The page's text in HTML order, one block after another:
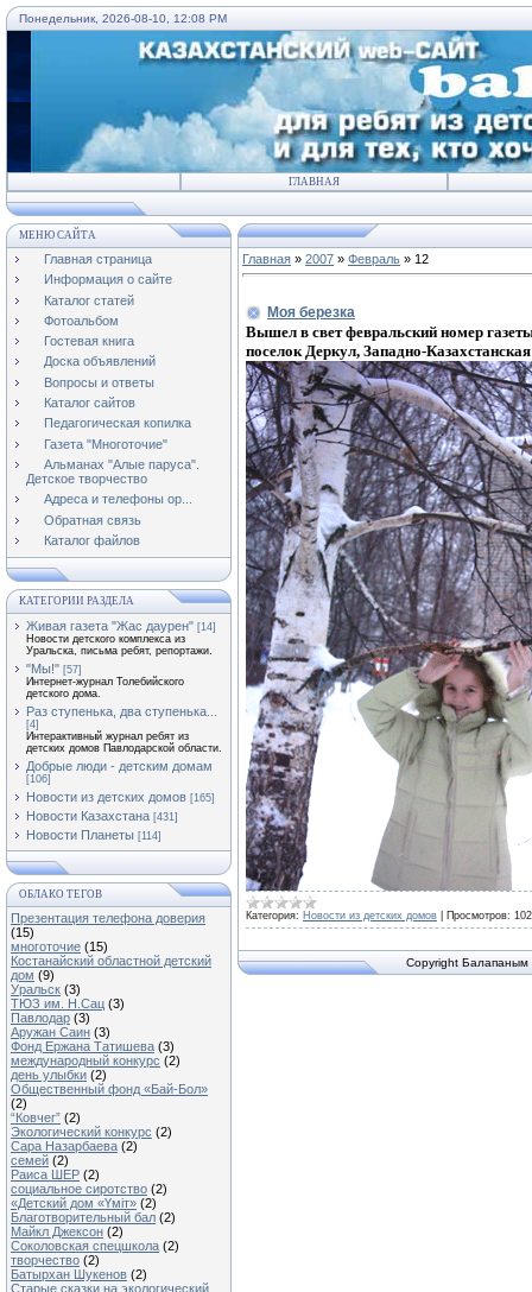
Понедельник, 2026-08-10, 12:08 PM
ГЛАВНАЯ
МЕНЮ САЙТА
Главная страница
Информация о сайте
Каталог статей
Фотоальбом
Гостевая книга
Доска объявлений
Вопросы и ответы
Каталог сайтов
Педагогическая копилка
Газета "Многоточие"
Альманах "Алые паруса".
Детское творчество
Адреса и телефоны ор...
Обратная связь
Каталог файлов
КАТЕГОРИИ РАЗДЕЛА
Живая газета "Жас даурен" [14]
Новости детского комплекса из
Уральска, письма ребят, репортажи.
"Мы!" [57]
Интернет-журнал Толебийского
детского дома.
Раз ступенька, два ступенька...
[4]
Интерактивный журнал ребят из
детских домов Павлодарской области.
Добрые люди - детским домам
[106]
Новости из детских домов [165]
Новости Казахстана [431]
Новости Планеты [114]
ОБЛАКО ТЕГОВ
Презентация телефона доверия
(15)
многоточие (15)
Костанайский областной детский
дом (9)
Уральск (3)
ТЮЗ им. Н.Сац (3)
Павлодар (3)
Аружан Саин (3)
Фонд Ержана Татишева (3)
международный конкурс (2)
день улыбки (2)
Общественный фонд «Бай-Бол»
(2)
“Ковчег” (2)
Экологический конкурс (2)
Сара Назарбаева (2)
семей (2)
Раиса ШЕР (2)
социальное сиротство (2)
«Детский дом «Үміт» (2)
Благотворительный бал (2)
Майкл Джексон (2)
Соколовская спецшкола (2)
творчество (2)
Батырхан Шукенов (2)
Старые сказки на экологический
Главная » 2007 » Февраль » 12
Моя березка
Вышел в свет февральский номер
поселок Деркул, Западно-
Категория: Новости из детских домов Просмотров:
Copyright Балапаным